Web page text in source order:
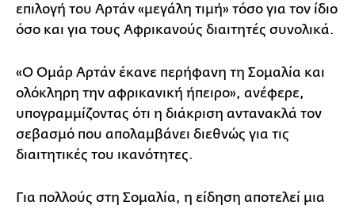
επιλογή του Αρτάν «μεγάλη τιμή» τόσο για τον ίδιο
όσο και για τους Αφρικανούς διαιτητές συνολικά.
«Ο Ομάρ Αρτάν έκανε περήφανη τη Σομαλία και
ολόκληρη την αφρικανική ήπειρο», ανέφερε,
υπογραμμίζοντας ότι η διάκριση αντανακλά τον
σεβασμό που απολαμβάνει διεθνώς για τις
διαιτητικές του ικανότητες.
Για πολλούς στη Σομαλία, η είδηση αποτελεί μια